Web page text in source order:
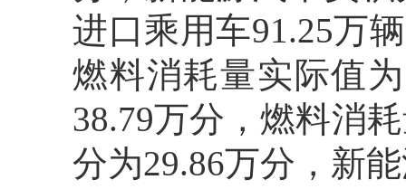
进口乘用车91.25万
燃料消耗量实际值
38.79万分，燃料消
分为29.86万分，新